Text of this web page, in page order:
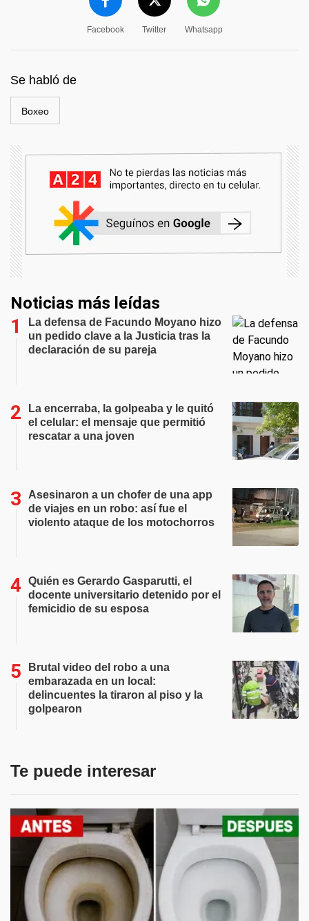
Facebook Twitter Whatsapp
Se habló de
Boxeo
Noticias más leídas
La defensa de Facundo Moyano hizo
un pedido clave a la Justicia tras la
declaración de su pareja
La encerraba, la golpeaba y le quitó
el celular: el mensaje que permitió
rescatar a una joven
Asesinaron a un chofer de una app
de viajes en un robo: así fue el
violento ataque de los motochorros
Quién es Gerardo Gasparutti, el
docente universitario detenido por el
femicidio de su esposa
Brutal video del robo a una
embarazada en un local:
delincuentes la tiraron al piso y la
golpearon
Te puede interesar